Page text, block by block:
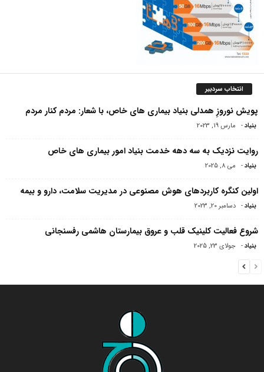
انتخاب سردبیر
پویش نوروزِ همدلی بنیاد بیماری های خاص، با شعار: مردم کنار مردم
بنیاد- مارس 19, 2023
روایت نزدیک به سه دهه خدمت بنیاد امور بیماری های خاص
بنیاد- می 8, 2025
اولین کنگره کاربردهای هوش مصنوعی در مدیریت سلامت، دارو و بیمه
بنیاد- دسامبر 20, 2023
شروع فعالیت کلینیک قلب و عروق بیمارستان هاشمی رفسنجانی
بنیاد- جولای 23, 2025